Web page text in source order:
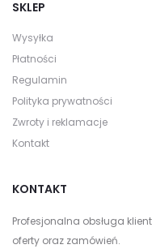
SKLEP
Wysyłka
Płatności
Regulamin
Polityka prywatności
Zwroty i reklamacje
Kontakt
KONTAKT
Profesjonalna obsługa
oferty oraz zamówień.